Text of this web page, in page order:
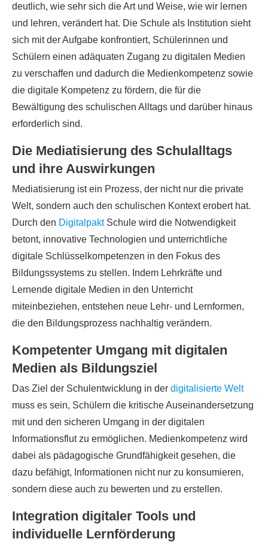
deutlich, wie sehr sich die Art und Weise, wie wir lernen
und lehren, verändert hat. Die Schule als Institution sieht
sich mit der Aufgabe konfrontiert, Schülerinnen und
Schülern einen adäquaten Zugang zu digitalen Medien
zu verschaffen und dadurch die Medienkompetenz sowie
die digitale Kompetenz zu fördern, die für die
Bewältigung des schulischen Alltags und darüber hinaus
erforderlich sind.
Die Mediatisierung des Schulalltags
und ihre Auswirkungen
Mediatisierung ist ein Prozess, der nicht nur die private
Welt, sondern auch den schulischen Kontext erobert hat.
Durch den DigitalpaktSchule wird die Notwendigkeit
betont, innovative Technologien und unterrichtliche
digitale Schlüsselkompetenzen in den Fokus des
Bildungssystems zu stellen. Indem Lehrkräfte und
Lernende digitale Medien in den Unterricht
miteinbeziehen, entstehen neue Lehr- und Lernformen,
die den Bildungsprozess nachhaltig verändern.
Kompetenter Umgang mit digitalen
Medien als Bildungsziel
Das Ziel der Schulentwicklung in der digitalisierte Welt
muss es sein, Schülern die kritische Auseinandersetzung
mit und den sicheren Umgang in der digitalen
Informationsflut zu ermöglichen. Medienkompetenz wird
dabei als pädagogische Grundfähigkeit gesehen, die
dazu befähigt, Informationen nicht nur zu konsumieren,
sondern diese auch zu bewerten und zu erstellen.
Integration digitaler Tools und
individuelle Lernförderung